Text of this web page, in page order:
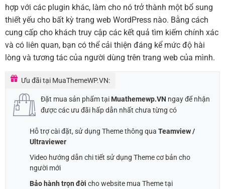
hợp với các plugin khác, làm cho nó trở thành một bổ sung
thiết yếu cho bất kỳ trang web WordPress nào. Bằng cách
cung cấp cho khách truy cập các kết quả tìm kiếm chính xác
và có liên quan, bạn có thể cải thiện đáng kể mức độ hài
lòng và tương tác của người dùng trên trang web của mình.
Ưu đãi tại MuaThemeWP.VN:
Đặt mua sản phẩm tại Muathemewp.VN ngay để nhận
được các ưu đãi hấp dẫn nhất chưa từng có
Hỗ trợ cài đặt, sử dụng Theme thông qua Teamview /
Ultraviewer
Video hướng dẫn chi tiết sử dụng Theme cơ bản cho
người mới
Bảo hành trọn đời cho website mua Theme tại